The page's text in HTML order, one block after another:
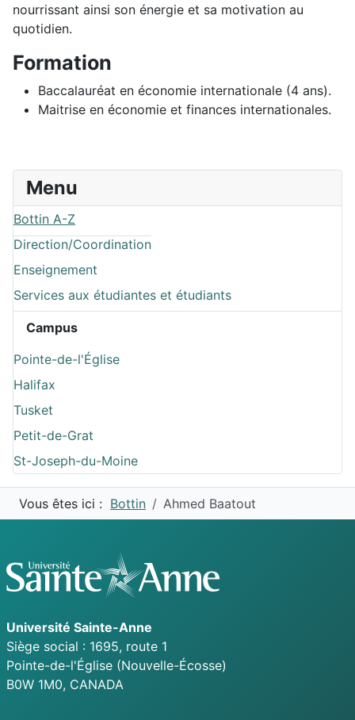
nourrissant ainsi son énergie et sa motivation au
quotidien.
Formation
Baccalauréat en économie internationale (4 ans).
Maitrise en économie et finances internationales.
Menu
Bottin A-Z
Direction/Coordination
Enseignement
Services aux étudiantes et étudiants
Campus
Pointe-de-l'Église
Halifax
Tusket
Petit-de-Grat
St-Joseph-du-Moine
Vous êtes ici : Bottin Ahmed Baatout
Université Sainte-Anne
Siège social : 1695, route 1
Pointe-de-l'Église (Nouvelle-Écosse)
B0W 1M0, CANADA